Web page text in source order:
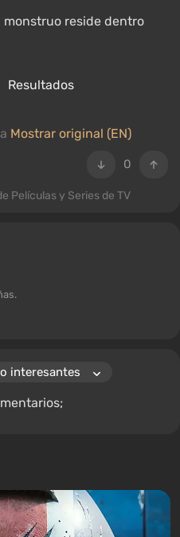
monstruo reside dentro
Resultados
Mostrar original (EN)
0
Películas y Series de TV